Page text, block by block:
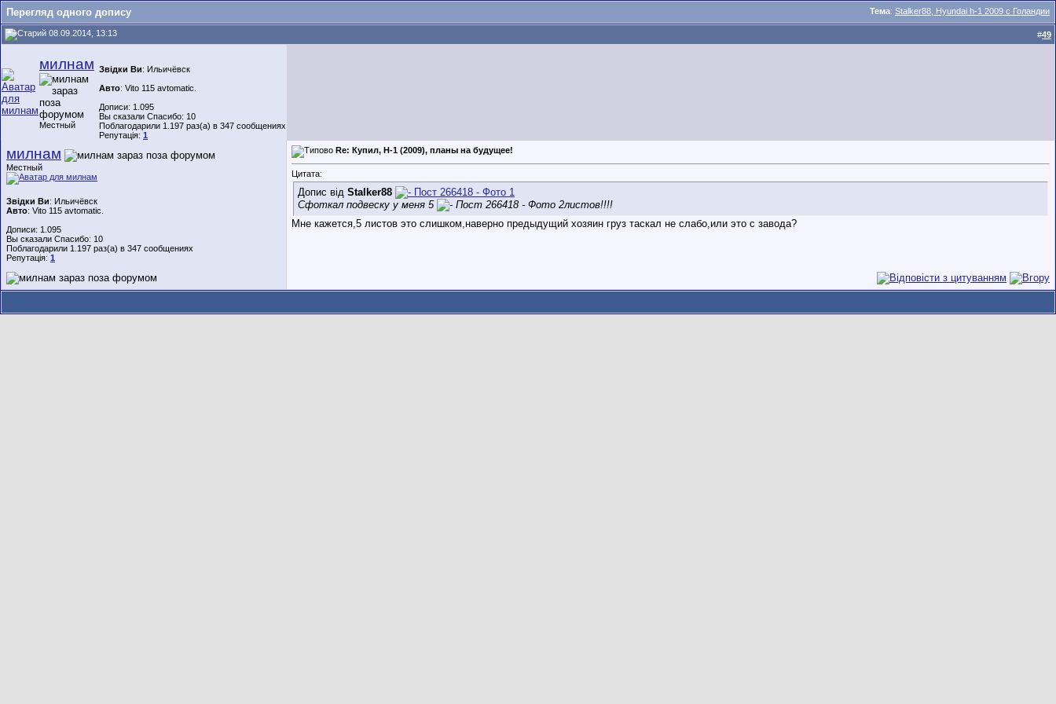
Тема: Stalker88, Hyundai h-1 2009 с Голандии
Перегляд одного допису
08.09.2014, 13:13 #49
милнам
Местный
Звідки Ви: Ильичёвск
Авто: Vito 115 avtomatic.
Дописи: 1.095
Вы сказали Спасибо: 10
Поблагодарили 1.197 раз(а) в 347 сообщениях
Репутація: 1
милнам
Местный
Звідки Ви: Ильичёвск
Авто: Vito 115 avtomatic.
Дописи: 1.095
Вы сказали Спасибо: 10
Поблагодарили 1.197 раз(а) в 347 сообщениях
Репутація: 1
Re: Купил, H-1 (2009), планы на будущее!
Цитата:
Допис від Stalker88
Сфоткал подвеску у меня 5
листов!!!!
Мне кажется,5 листов это слишком,наверно предыдущий хозяин груз таскал не слабо,или это с завода?